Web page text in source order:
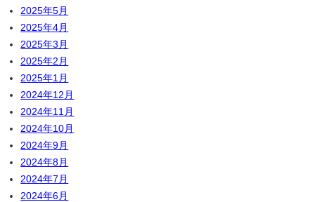
2025年5月
2025年4月
2025年3月
2025年2月
2025年1月
2024年12月
2024年11月
2024年10月
2024年9月
2024年8月
2024年7月
2024年6月